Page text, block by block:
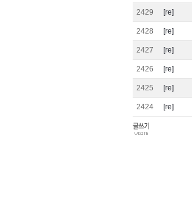
2429 [re]
2428 [re]
2427 [re]
2426 [re]
2425 [re]
2424 [re]